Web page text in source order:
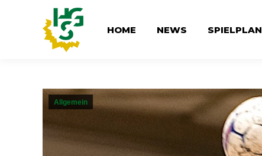
HOME NEWS SPIELPLAN
Allgemein